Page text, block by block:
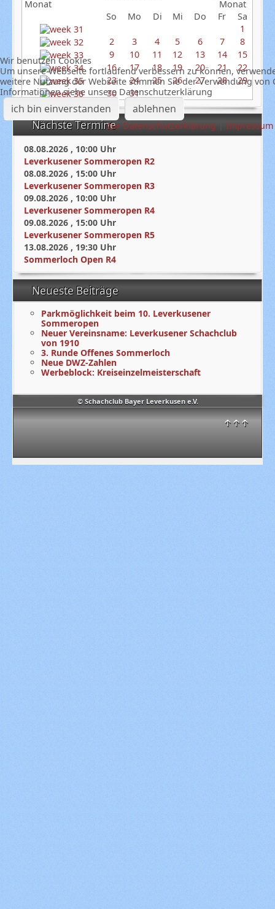
© Schachclub Bayer Leverkusen e.V.
↑↑↑
So
Mo Di Mi Do Fr
Sa
1
2
3 4 5 6 7
8
9
10 11 12 13 14
15
16
17 18 19 20 21
22
23
24 25 26 27 28
29
30
31
Nächste Termine
08.08.2026 , 10:00 Uhr
Leverkusener Sommeropen R2
08.08.2026 , 15:00 Uhr
Leverkusener Sommeropen R3
09.08.2026 , 10:00 Uhr
Leverkusener Sommeropen R4
09.08.2026 , 15:00 Uhr
Leverkusener Sommeropen R5
13.08.2026 , 19:30 Uhr
Sommerloch Open R4
Neueste Beiträge
Parkmöglichkeit beim 10. Leverkusener
Sommeropen
Neuer Vereinsname: Leverkusener Schachclub
von 1910
3. Runde Offenes Sommerloch
Neue DWZ-Zahlen
Werbeblock: Kreiseinzelmeisterschaft
Wir benutzen Cookies
Um unsere Webseite fortlaufend verbessern zu können,
weitere Nutzung der Webseite stimmen Sie der Verwendung von
Informationen siehe unsere Datenschutzerklärung
ich bin einverstanden ablehnen
zur Datenschutzerklärung Impressum